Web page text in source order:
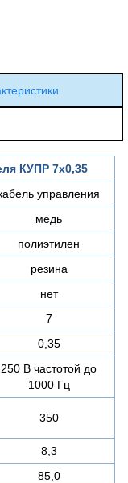
КУПР 7х0,35
управления
медь
полиэтилен
резина
нет
7
0,35
250 В частотой до
1000 Гц
350
8,3
85,0